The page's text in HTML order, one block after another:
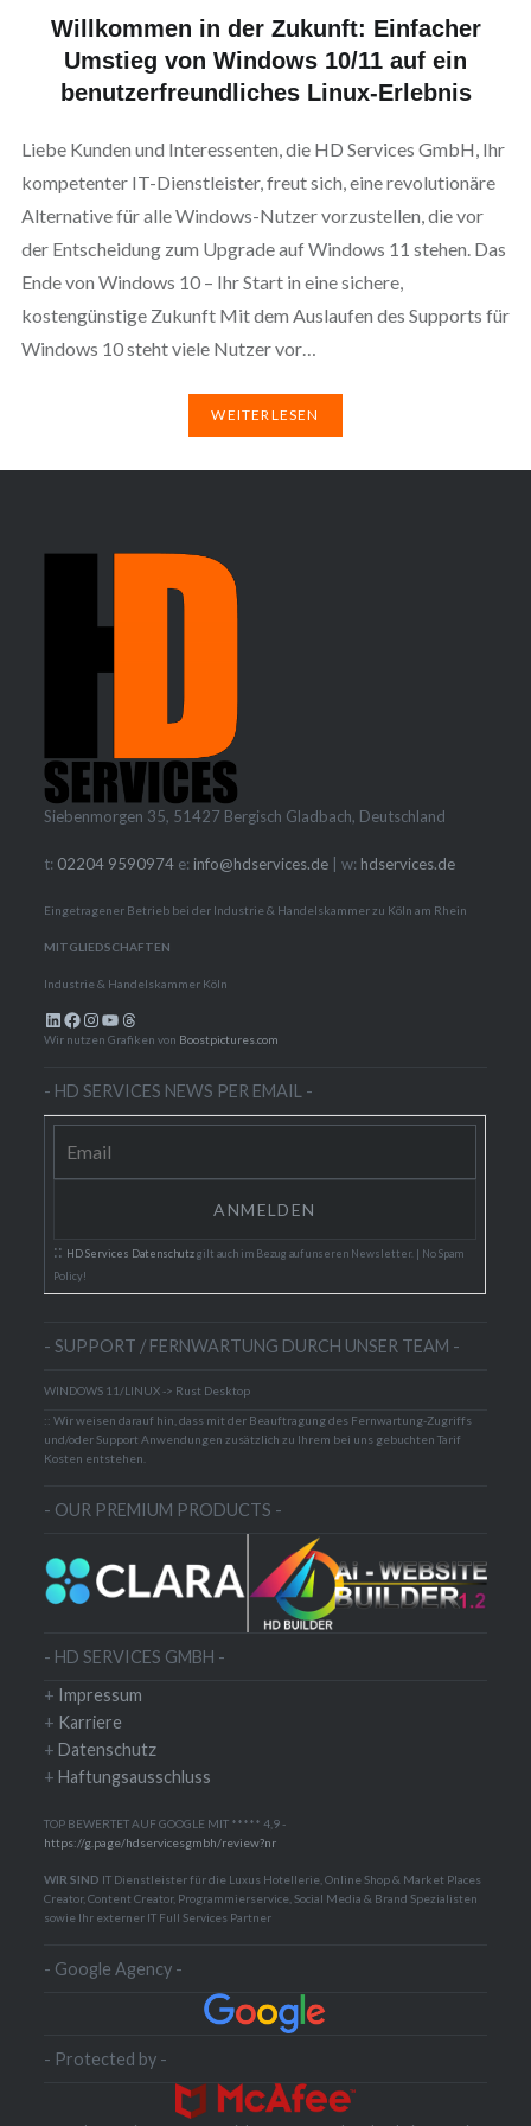
Willkommen in der Zukunft: Einfacher
Umstieg von Windows 10/11 auf ein
benutzerfreundliches Linux-Erlebnis
Liebe Kunden und Interessenten, die HD Services GmbH, Ihr
kompetenter IT-Dienstleister, freut sich, eine revolutionäre
Alternative für alle Windows-Nutzer vorzustellen, die vor
der Entscheidung zum Upgrade auf Windows 11 stehen. Das
Ende von Windows 10 – Ihr Start in eine sichere,
kostengünstige Zukunft Mit dem Auslaufen des Supports für
Windows 10 steht viele Nutzer vor…
WEITERLESEN
Siebenmorgen 35, 51427 Bergisch Gladbach, Deutschland
t: 02204 9590974 e: info@hdservices.de | w: hdservices.de
Eingetragener Betrieb bei der Industrie & Handelskammer zu Köln am Rhein
MITGLIEDSCHAFTEN
Industrie & Handelskammer Köln
LinkedIn Facebook Instagram YouTube Threads
Wir nutzen Grafiken von Boostpictures.com
- HD SERVICES NEWS PER EMAIL -
:: HD Services Datenschutzgilt auch im Bezug auf unseren Newsletter. | No Spam
Policy!
- SUPPORT / FERNWARTUNG DURCH UNSER TEAM -
WINDOWS 11/LINUX -> Rust Desktop
:: Wir weisen darauf hin, dass mit der Beauftragung des Fernwartung-Zugriffs
und/oder Support Anwendungen zusätzlich zu Ihrem bei uns gebuchten Tarif
Kosten entstehen.
- OUR PREMIUM PRODUCTS -
- HD SERVICES GMBH -
+ Impressum
+ Karriere
+Datenschutz
+Haftungsausschluss
TOP BEWERTET AUF GOOGLE MIT ***** 4,9 -
https://g.page/hdservicesgmbh/review?nr
WIR SIND IT Dienstleister für die Luxus Hotellerie, Online Shop & Market Places
Creator, Content Creator, Programmierservice, Social Media & Brand Spezialisten
sowie Ihr externer IT Full Services Partner
- Google Agency -
- Protected by -